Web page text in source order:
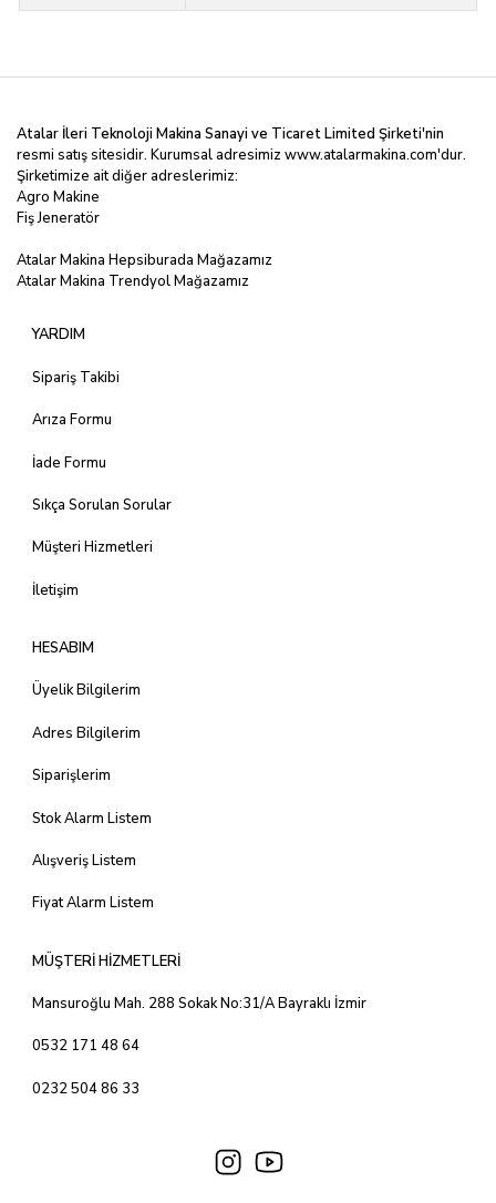
Atalar İleri Teknoloji Makina Sanayi ve Ticaret Limited Şirketi'nin
resmi satış sitesidir. Kurumsal adresimizwww.atalarmakina.com'dur.
Şirketimize ait diğer adreslerimiz:
Agro Makine
Fiş Jeneratör
Atalar Makina Hepsiburada Mağazamız
Atalar Makina Trendyol Mağazamız
YARDIM
Sipariş Takibi
Arıza Formu
İade Formu
Sıkça Sorulan Sorular
Müşteri Hizmetleri
İletişim
HESABIM
Üyelik Bilgilerim
Adres Bilgilerim
Siparişlerim
Stok Alarm Listem
Alışveriş Listem
Fiyat Alarm Listem
MÜŞTERİ HİZMETLERİ
Mansuroğlu Mah. 288 Sokak No:31/A Bayraklı İzmir
0532 171 48 64
0232 504 86 33